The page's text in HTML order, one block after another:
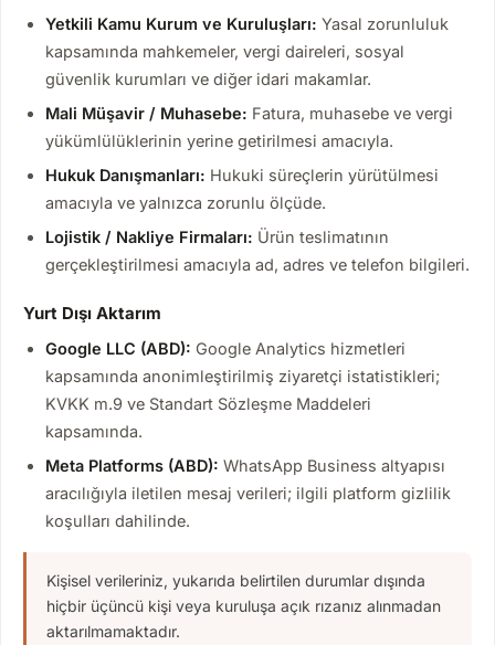
Yetkili Kamu Kurum ve Kuruluşları: Yasal zorunluluk
kapsamında mahkemeler, vergi daireleri, sosyal
güvenlik kurumları ve diğer idari makamlar.
Mali Müşavir / Muhasebe: Fatura, muhasebe ve vergi
yükümlülüklerinin yerine getirilmesi amacıyla.
Hukuk Danışmanları: Hukuki süreçlerin yürütülmesi
amacıyla ve yalnızca zorunlu ölçüde.
Lojistik / Nakliye Firmaları: Ürün teslimatının
gerçekleştirilmesi amacıyla ad, adres ve telefon bilgileri.
Yurt Dışı Aktarım
Google LLC (ABD): Google Analytics hizmetleri
kapsamında anonimleştirilmiş ziyaretçi istatistikleri;
KVKK m.9 ve Standart Sözleşme Maddeleri
kapsamında.
Meta Platforms (ABD): WhatsApp Business altyapısı
aracılığıyla iletilen mesaj verileri; ilgili platform gizlilik
koşulları dahilinde.
Kişisel verileriniz, yukarıda belirtilen durumlar dışında
hiçbir üçüncü kişi veya kuruluşa açık rızanız alınmadan
aktarılmamaktadır.